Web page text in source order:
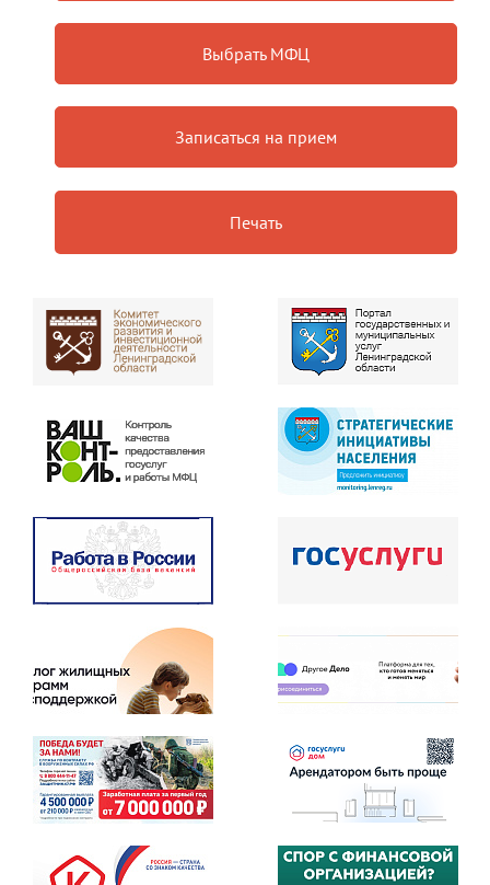
Выбрать МФЦ
Записаться на прием
Печать